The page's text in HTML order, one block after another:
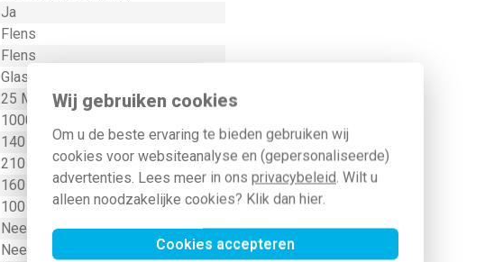
Wij gebruiken cookies
Om u de beste ervaring te bieden gebruiken wij
cookies voor websiteanalyse en (gepersonaliseerde)
advertenties. Lees meer in ons privacybeleid. Wilt u
alleen noodzakelijke cookies? Klik dan hier.
Cookies accepteren
Ja
Flens
Flens
Glaswol (MW)
25 Millimeter (mm)
1000 Millimeter (mm)
140 graden Celsius (°C)
210 Millimeter (mm)
160 Millimeter (mm)
100 Percentage (%)
Nee
Nee